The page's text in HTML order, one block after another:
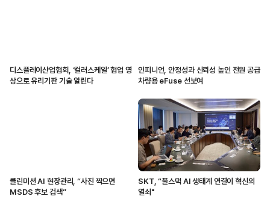
디스플레이산업협회, ‘컬러스케일’ 협업 영
상으로 유리기판 기술 알린다
인피니언, 안정성과 신뢰성 높인 전원 공급
차량용 eFuse 선보여
클린미션 AI 현장관리, “사진 찍으면
MSDS 후보 검색”
SKT, “풀스택 AI 생태계 연결이 혁신의
열쇠"